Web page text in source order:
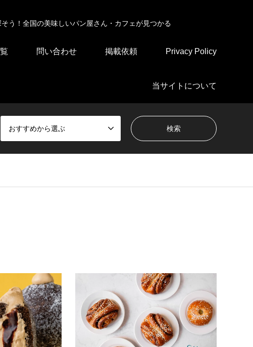
う！全国の美味しいパン屋さん・カフェが見つかる
問い合わせ 掲載依頼 Privacy Policy
当サイトについて
おすすめから選ぶ